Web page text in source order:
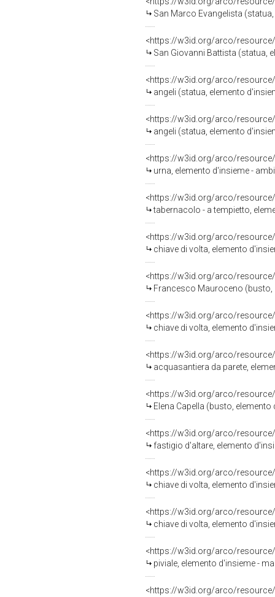
San Marco Evangelista
<https://w3id.org/arco/
San Giovanni Battista (statua,
<https://w3id.org/arco/
angeli (statua, elemento
<https://w3id.org/arco/
angeli (statua, elemento
<https://w3id.org/arco/
urna, elemento d'insieme -
<https://w3id.org/arco/
tabernacolo - a tempietto,
<https://w3id.org/arco/
chiave di volta, elemento
<https://w3id.org/arco/
Francesco Mauroceno (busto,
<https://w3id.org/arco/
chiave di volta, elemento
<https://w3id.org/arco/
acquasantiera da parete,
<https://w3id.org/arco/
Elena Capella (busto,
<https://w3id.org/arco/
fastigio d'altare, elemento
<https://w3id.org/arco/
chiave di volta, elemento
<https://w3id.org/arco/
chiave di volta, elemento
<https://w3id.org/arco/
piviale, elemento d'insieme -
<https://w3id.org/arco/